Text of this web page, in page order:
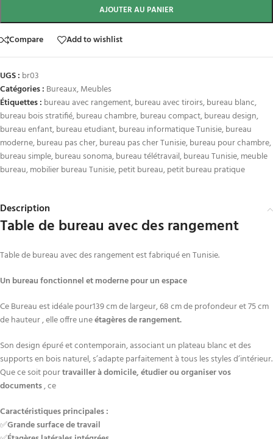
AJOUTER AU PANIER
Compare Add to wishlist
UGS : br03
Catégories : Bureaux,Meubles
Étiquettes : bureau avec rangement,bureau avec tiroirs,bureau blanc,
bureau bois stratifié,bureau chambre,bureau compact,bureau design,
bureau enfant,bureau etudiant,bureau informatique Tunisie,bureau
moderne,bureau pas cher,bureau pas cher Tunisie,bureau pour chambre,
bureau simple,bureau sonoma,bureau télétravail,bureau Tunisie,meuble
bureau,mobilier bureau Tunisie,petit bureau,petit bureau pratique
Description
Table de bureau avec des rangement
Table de bureau avec des rangement est fabriqué en Tunisie.
Un bureau fonctionnel et moderne pour un espace
Ce Bureauest idéale pour139 cm de largeur, 68 cm de profondeur et 75 cm
de hauteur , elle offre uneétagères de rangement.
Son design épuré et contemporain, associant un plateau blanc et des
supports en bois naturel, s’adapte parfaitement à tous les styles d’intérieur.
Que ce soit pourtravailler à domicile, étudier ou organiser vos
documents, ce
Caractéristiques principales :
✅Grande surface de travail